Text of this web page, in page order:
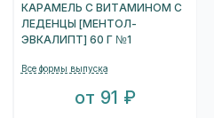
КАРАМЕЛЬ С ВИТАМИНОМ С
ЛЕДЕНЦЫ [МЕНТОЛ-
ЭВКАЛИПТ] 60 Г №1
Все формы выпуска
от 91 ₽